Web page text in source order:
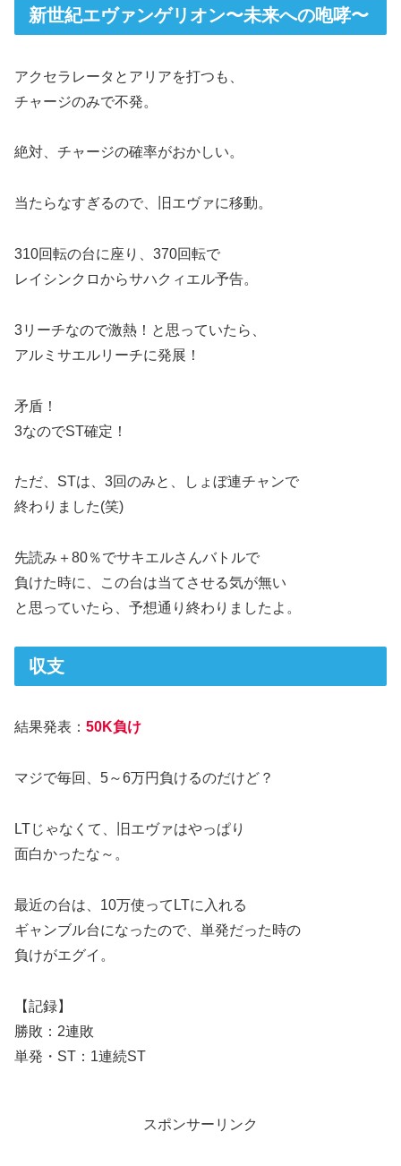
新世紀エヴァンゲリオン〜未来への咆哮〜
アクセラレータとアリアを打つも、
チャージのみで不発。
絶対、チャージの確率がおかしい。
当たらなすぎるので、旧エヴァに移動。
310回転の台に座り、370回転で
レイシンクロからサハクィエル予告。
3リーチなので激熱！と思っていたら、
アルミサエルリーチに発展！
矛盾！
3なのでST確定！
ただ、STは、3回のみと、しょぼ連チャンで
終わりました(笑)
先読み＋80％でサキエルさんバトルで
負けた時に、この台は当てさせる気が無い
と思っていたら、予想通り終わりましたよ。
収支
結果発表： 50K負け
マジで毎回、5～6万円負けるのだけど？
LTじゃなくて、旧エヴァはやっぱり
面白かったな～。
最近の台は、10万使ってLTに入れる
ギャンブル台になったので、単発だった時の
負けがエグイ。
【記録】
勝敗：2連敗
単発・ST：1連続ST
スポンサーリンク